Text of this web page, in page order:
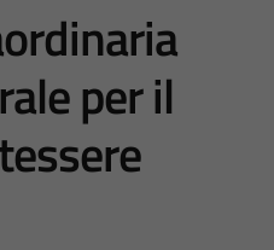
per il